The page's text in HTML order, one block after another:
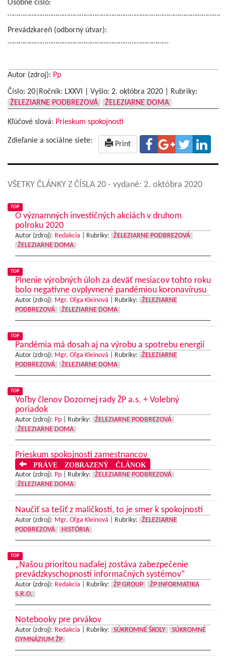
Osobné číslo:
…………………………………………………………………………………………………….
Prevádzkareň (odborný útvar):
……………………………………………………………………………
Autor (zdroj): Pp
Číslo: 20|Ročník: LXXVI | Vyšlo: 2. októbra 2020
Rubriky:
ŽELEZIARNE PODBREZOVÁ
ŽELEZIARNE DOMA
Kľúčové slová: Prieskum spokojnosti
Zdieľanie a sociálne siete: Print
VŠETKY ČLÁNKY Z ČÍSLA 20 - vydané: 2. októbra 2020
TOP
O významných investičných akciách v druhom
polroku 2020
Autor (zdroj): Redakcia Rubriky:
ŽELEZIARNE PODBREZOVÁ
ŽELEZIARNE DOMA
TOP
Plnenie výrobných úloh za deväť mesiacov tohto roku
bolo negatívne ovplyvnené pandémiou koronavírusu
Autor (zdroj): Mgr. Oľga Kleinová Rubriky:
ŽELEZIARNE
PODBREZOVÁ
ŽELEZIARNE DOMA
TOP
Pandémia má dosah aj na výrobu a spotrebu energií
Autor (zdroj): Mgr. Oľga Kleinová Rubriky:
ŽELEZIARNE
PODBREZOVÁ
ŽELEZIARNE DOMA
TOP
Voľby členov Dozornej rady ŽP a.s. + Volebný
poriadok
Autor (zdroj): Pp Rubriky:
ŽELEZIARNE PODBREZOVÁ
ŽELEZIARNE DOMA
Prieskum spokojnosti zamestnancov
PRÁVE ZOBRAZENÝ ČLÁNOK
Autor (zdroj): Pp Rubriky:
ŽELEZIARNE PODBREZOVÁ
ŽELEZIARNE DOMA
Naučiť sa tešiť z maličkostí, to je smer k spokojnosti
Autor (zdroj): Mgr. Oľga Kleinová Rubriky:
ŽELEZIARNE
PODBREZOVÁ
HISTÓRIA
TOP
„Našou prioritou naďalej zostáva zabezpečenie
prevádzkyschopnosti informačných systémov“
Autor (zdroj): Redakcia Rubriky: ŽP GROUP
ŽP INFORMATIKA
S.R.O.
Notebooky pre prvákov
Autor (zdroj): Redakcia Rubriky: SÚKROMNÉ ŠKOLY
SÚKROMNÉ
GYMNÁZIUM ŽP